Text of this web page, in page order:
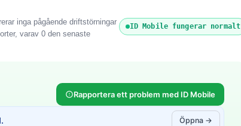
inga pågående driftstörningar
varav 0 den senaste
ID Mobile fungerar normalt
Rapportera ett problem med ID Mobile
Öppna →